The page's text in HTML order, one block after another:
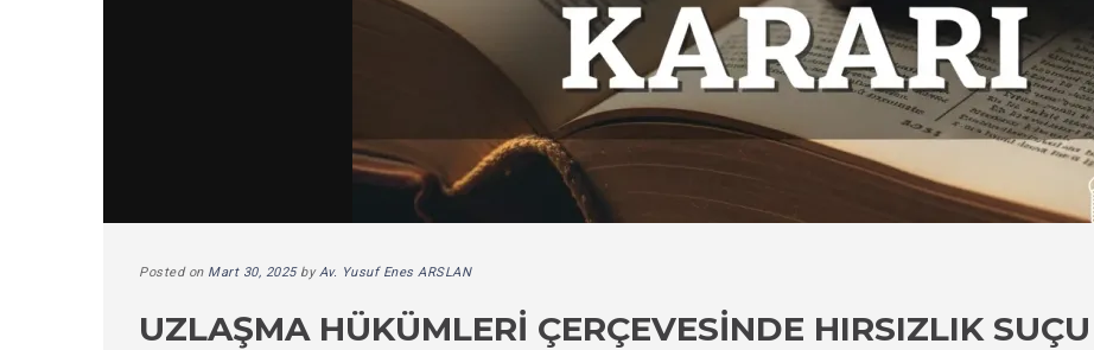
Posted on Mart 30, 2025byAv. Yusuf Enes ARSLAN
UZLAŞMA HÜKÜMLERI ÇERÇEVESINDE HIRSIZLIK